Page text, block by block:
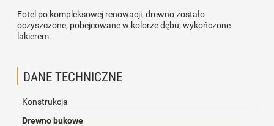
Fotel po kompleksowej renowacji, drewno zostało
oczyszczone, pobejcowane w kolorze dębu, wykończone
lakierem.
DANE TECHNICZNE
Konstrukcja
Drewno bukowe